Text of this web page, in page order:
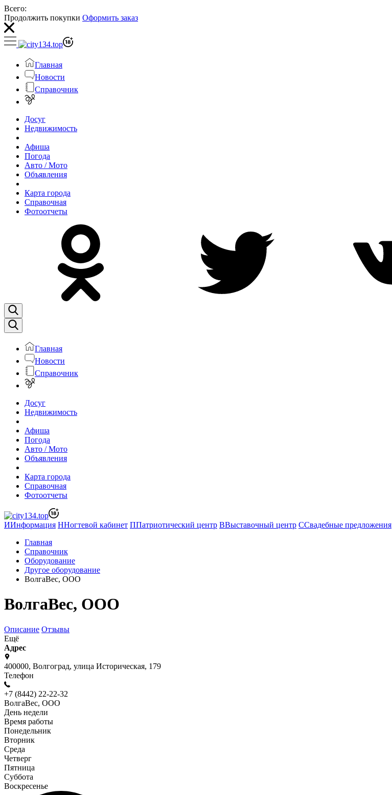
Всего:
Продолжить покупки Оформить заказ
Главная
Новости
Справочник
Досуг
Недвижимость
Афиша
Погода
Авто / Мото
Объявления
Карта города
Справочная
Фотоотчеты
Главная
Новости
Справочник
Досуг
Недвижимость
Афиша
Погода
Авто / Мото
Объявления
Карта города
Справочная
Фотоотчеты
ИИнформация ННогтевой кабинет ППатриотический центр ВВыставочный центр ССвадебные предложения
Главная
Справочник
Оборудование
Другое оборудование
ВолгаВес, ООО
ВолгаВес, ООО
Описание Отзывы
Ещё
Адрес
400000, Волгоград, улица Историческая, 179
Телефон
+7 (8442) 22-22-32
ВолгаВес, ООО
День недели
Время работы
Понедельник
Вторник
Среда
Четверг
Пятница
Суббота
Воскресенье